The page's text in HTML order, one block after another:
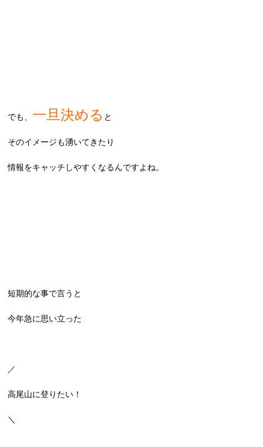
でも、 一旦決める と
そのイメージも湧いてきたり
情報をキャッチしやすくなるんですよね。
短期的な事で言うと
今年急に思い立った
／
高尾山に登りたい！
＼